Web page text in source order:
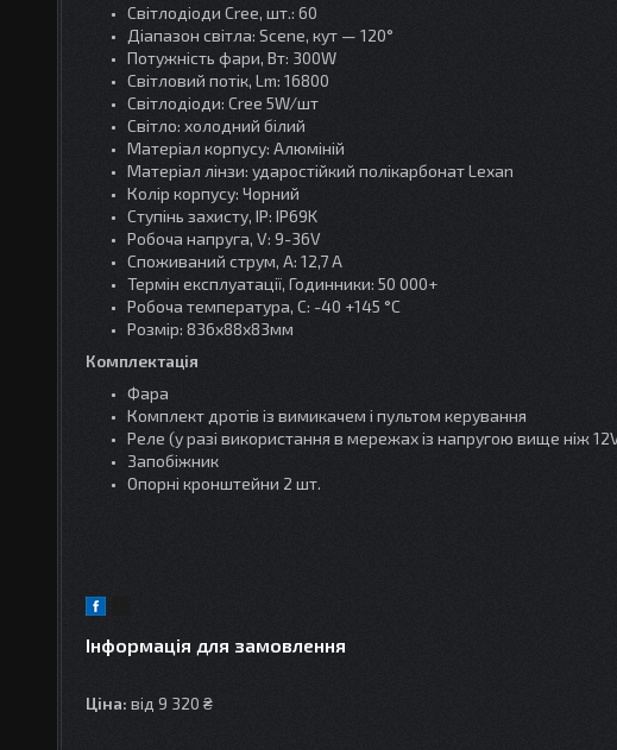
Світлодіоди Cree, шт.: 60
Діапазон світла: Scene, кут — 120°
Потужність фари, Вт: 300W
Світловий потік, Lm: 16800
Світлодіоди: Cree 5W/шт
Світло: холодний білий
Матеріал корпусу: Алюміній
Матеріал лінзи: ударостійкий полікарбонат Lexan
Колір корпусу: Чорний
Ступінь захисту, IP: IP69K
Робоча напруга, V: 9-36V
Споживаний струм, A: 12,7 A
Термін експлуатації, Годинники: 50 000+
Робоча температура, C: -40 +145 °C
Розмір: 836х88х83мм
Комплектація
Фара
Комплект дротів із вимикачем і пультом керування
Реле (у разі використання в мережах із напругою вище ніж
Запобіжник
Опорні кронштейни 2 шт.
Інформація для замовлення
Ціна: від 9 320 ₴